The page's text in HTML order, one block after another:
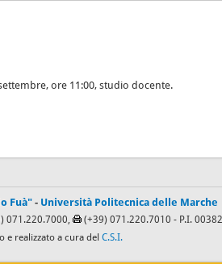
ore 11:00, studio docente.
Fuà" - Università Politecnica delle Marche
071.220.7000, (+39) 071.220.7010 - P.I.
e realizzato a cura del C.S.I.